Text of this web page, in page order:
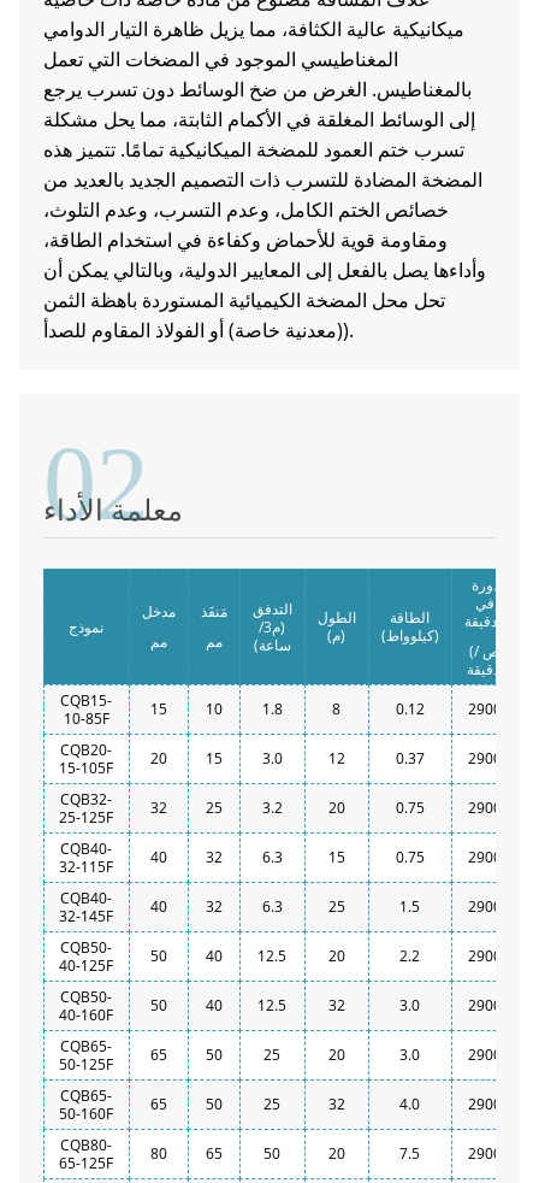
ميكانيكية عالية الكثافة، مما يزيل ظاهرة التيار الدوامي
المغناطيسي الموجود في المضخات التي تعمل
بالمغناطيس. الغرض من ضخ الوسائط دون تسرب يرجع
إلى الوسائط المغلقة في الأكمام الثابتة، مما يحل مشكلة
تسرب ختم العمود للمضخة الميكانيكية تمامًا. تتميز هذه
المضخة المضادة للتسرب ذات التصميم الجديد بالعديد من
خصائص الختم الكامل، وعدم التسرب، وعدم التلوث،
ومقاومة قوية للأحماض وكفاءة في استخدام الطاقة،
وأداءها يصل بالفعل إلى المعايير الدولية، وبالتالي يمكن أن
تحل محل المضخة الكيميائية المستوردة باهظة الثمن
(معدنية خاصة) أو الفولاذ المقاوم للصدأ).
02
معلمة الأداء
نموذج
مدخل
مم
مَنفَذ
مم
التدفق
(م3/
ساعة)
الطول
(م)
الطاقة
(كيلوواط)
دورة
في
الدقيقة
(ص /
CQB15-
10-85F
15 10 1.8 8 0.12
2900
CQB20-
15-105F
20 15 3.0 12 0.37
2900
CQB32-
25-125F
32 25 3.2 20 0.75
2900
CQB40-
32-115F
40 32 6.3 15 0.75
2900
CQB40-
32-145F
40 32 6.3 25 1.5
2900
CQB50-
40-125F
50 40 12.5 20 2.2
2900
CQB50-
40-160F
50 40 12.5 32 3.0
2900
CQB65-
50-125F
65 50 25 20 3.0
2900
CQB65-
50-160F
65 50 25 32 4.0
2900
CQB80-
65-125F
80 65 50 20 7.5
2900